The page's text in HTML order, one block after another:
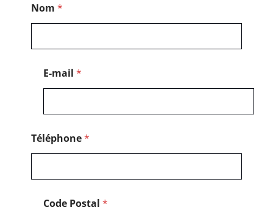
Nom *
E-mail *
Téléphone*
Code Postal *